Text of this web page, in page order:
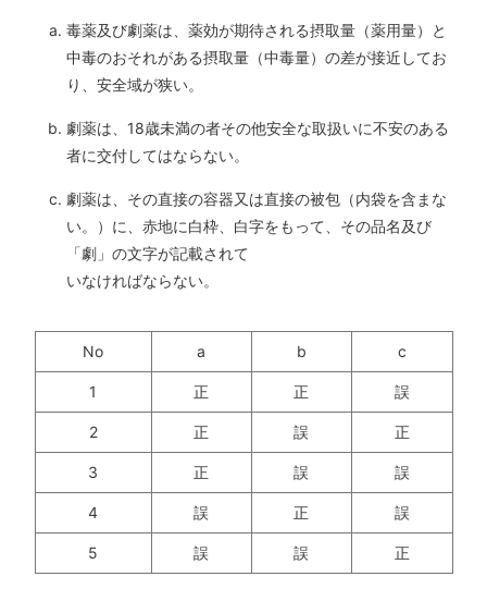
毒薬及び劇薬は、薬効が期待される摂取量（薬用量）と
中毒のおそれがある摂取量（中毒量）の差が接近してお
り、安全域が狭い。
劇薬は、18歳未満の者その他安全な取扱いに不安のある
者に交付してはならない。
劇薬は、その直接の容器又は直接の被包（内袋を含まな
い。）に、赤地に白枠、白字をもって、その品名及び
「劇」の文字が記載されて
いなければならない。
No a b c
1 正 正 誤
2 正 誤 正
3 正 誤 誤
4 誤 正 誤
5 誤 誤 正